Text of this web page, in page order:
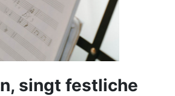
singt festliche